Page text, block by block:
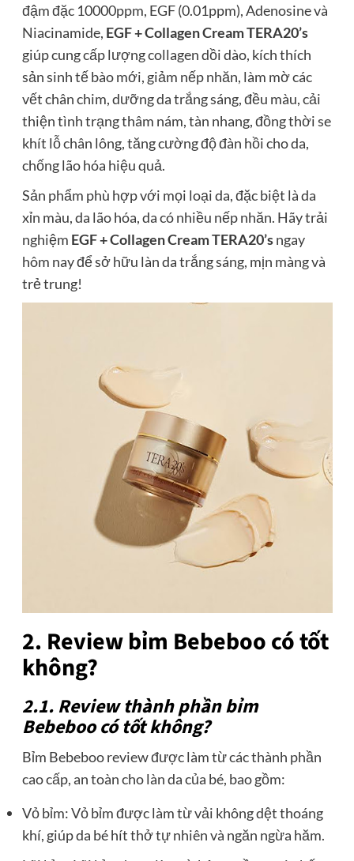
đậm đặc 10000ppm, EGF (0.01ppm), Adenosine và
Niacinamide, EGF + Collagen Cream TERA20’s
giúp cung cấp lượng collagen dồi dào, kích thích
sản sinh tế bào mới, giảm nếp nhăn, làm mờ các
vết chân chim, dưỡng da trắng sáng, đều màu, cải
thiện tình trạng thâm nám, tàn nhang, đồng thời se
khít lỗ chân lông, tăng cường độ đàn hồi cho da,
chống lão hóa hiệu quả.
Sản phẩm phù hợp với mọi loại da, đặc biệt là da
xỉn màu, da lão hóa, da có nhiều nếp nhăn. Hãy trải
nghiệm EGF + Collagen Cream TERA20’sngay
hôm nay để sở hữu làn da trắng sáng, mịn màng và
trẻ trung!
2. Review bỉm Bebeboo có tốt
không?
2.1. Review thành phần bỉm
Bebeboo có tốt không?
Bỉm Bebeboo review được làm từ các thành phần
cao cấp, an toàn cho làn da của bé, bao gồm:
Vỏ bỉm: Vỏ bỉm được làm từ vải không dệt thoáng
khí, giúp da bé hít thở tự nhiên và ngăn ngừa hăm.